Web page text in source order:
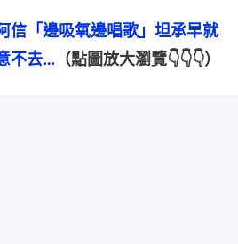
信「邊吸氧邊唱歌」坦承早就
不去… （點圖放大瀏覽👇👇👇）